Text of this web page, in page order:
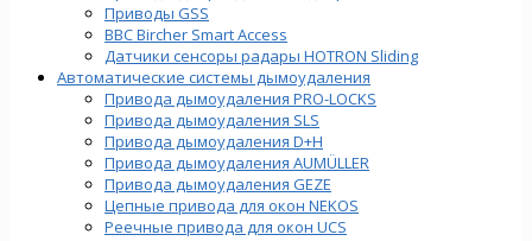
Приводы GSS
BBC Bircher Smart Access
Датчики сенсоры радары HOTRON Sliding
Автоматические системы дымоудаления
Привода дымоудаления PRO-LOCKS
Привода дымоудаления SLS
Привода дымоудаления D+H
Привода дымоудаления AUMÜLLER
Привода дымоудаления GEZE
Цепные привода для окон NEKOS
Реечные привода для окон UСS